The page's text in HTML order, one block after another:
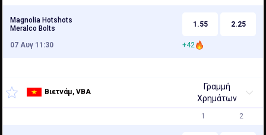
Magnolia Hotshots
Meralco Bolts
1.55 2.25
07 Αυγ 11:30 +42
Βιετνάμ, VBA
Γραμμή
Χρημάτων
1 2